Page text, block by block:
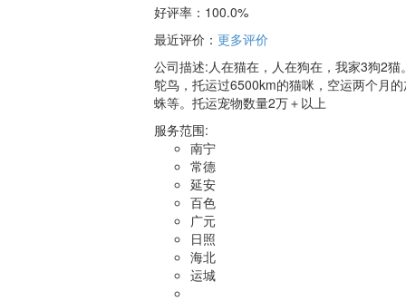
好评率： 100.0%
最近评价 ： 更多评价
公司描述:人在猫在，人在狗在，我家3狗2
鸵鸟，托运过6500km的猫咪，空运两个月
蛛等。托运宠物数量2万＋以上
服务范围:
南宁
常德
延安
百色
广元
日照
海北
运城